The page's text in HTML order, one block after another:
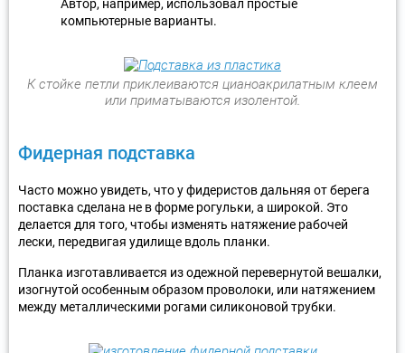
Автор, например, использовал простые
компьютерные варианты.
К стойке петли приклеиваются цианоакрилатным клеем
или приматываются изолентой.
Фидерная подставка
Часто можно увидеть, что у фидеристов дальняя от берега
поставка сделана не в форме рогульки, а широкой. Это
делается для того, чтобы изменять натяжение рабочей
лески, передвигая удилище вдоль планки.
Планка изготавливается из одежной перевернутой вешалки,
изогнутой особенным образом проволоки, или натяжением
между металлическими рогами силиконовой трубки.